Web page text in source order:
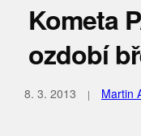
Kometa
ozdobí
8. 3. 2013 Martin